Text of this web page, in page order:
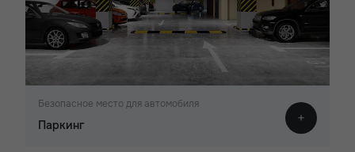
Безопасное место для автомобиля
Паркинг